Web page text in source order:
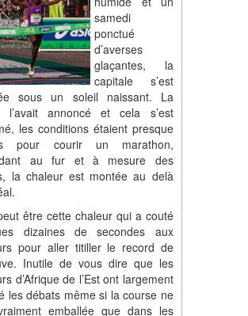
& Réseaux
samedi
ponctué
d’averses
glaçantes, la
capitale s’est
sous un soleil naissant. La
l’avait annoncé et cela s’est
les conditions étaient presque
pour courir un marathon,
au fur et à mesure des
la chaleur est montée au delà
être cette chaleur qui a couté
dizaines de secondes aux
pour aller titiller le record de
Inutile de vous dire que les
d’Afrique de l’Est ont largement
les débats même si la course ne
emballée que dans les